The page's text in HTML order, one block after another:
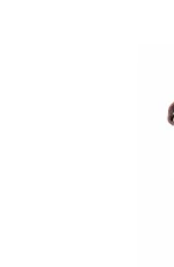
Krásná hnědá
ideální střední